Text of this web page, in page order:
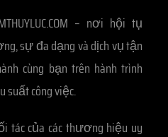
– nơi hội tụ
sự đa dạng và dịch vụ tận
cùng bạn trên hành trình
suất công việc.
tác của các thương hiệu uy